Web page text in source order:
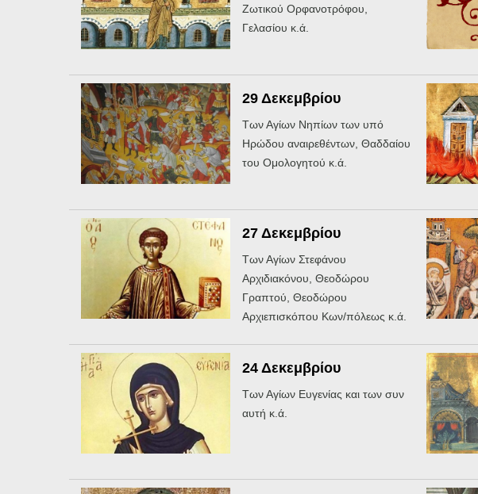
Ζωτικού Ορφανοτρόφου,
Γελασίου κ.ά.
29 Δεκεμβρίου
Των Αγίων Νηπίων των υπό
Ηρώδου αναιρεθέντων, Θαδδαίου
του Ομολογητού κ.ά.
27 Δεκεμβρίου
Των Αγίων Στεφάνου
Αρχιδιακόνου, Θεοδώρου
Γραπτού, Θεοδώρου
Αρχιεπισκόπου Κων/πόλεως κ.ά.
24 Δεκεμβρίου
Των Αγίων Ευγενίας και των συν
αυτή κ.ά.